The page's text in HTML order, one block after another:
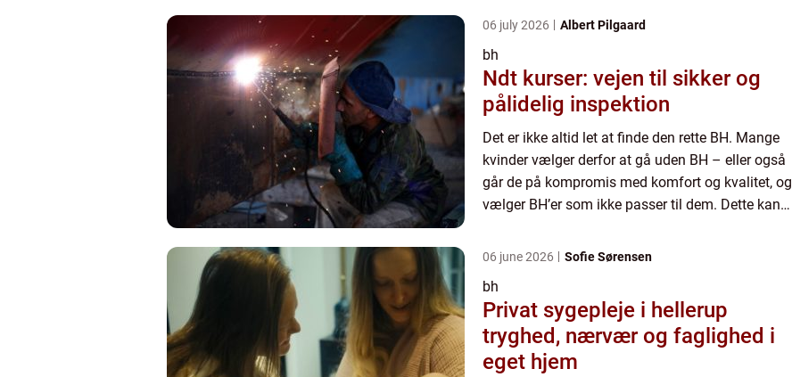
ska...
06 july 2026 Albert Pilgaard
bh
Ndt kurser: vejen til sikker og
pålidelig inspektion
Det er ikke altid let at finde den rette BH. Mange
kvinder vælger derfor at gå uden BH – eller også
går de på kompromis med komfort og kvalitet, og
vælger BH’er som ikke passer til dem. Dette kan
ska...
06 june 2026 Sofie Sørensen
bh
Privat sygepleje i hellerup
tryghed, nærvær og faglighed i
eget hjem